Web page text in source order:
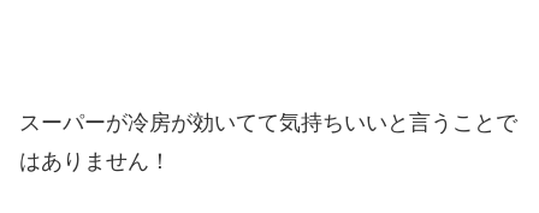
スーパーが冷房が効いてて気持ちいいと言うことで
はありません！